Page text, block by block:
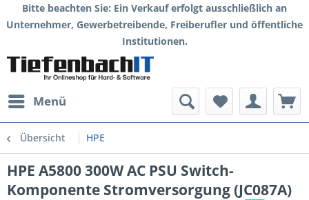
Bitte beachten Sie: Ein Verkauf erfolgt ausschließlich an
Unternehmer, Gewerbetreibende, Freiberufler und öffentliche
Institutionen.
Menü
Übersicht HPE
HPE A5800 300W AC PSU Switch-
Komponente Stromversorgung (JC087A)